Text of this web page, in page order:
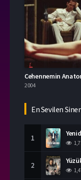
2004
En Sevilen
1
2